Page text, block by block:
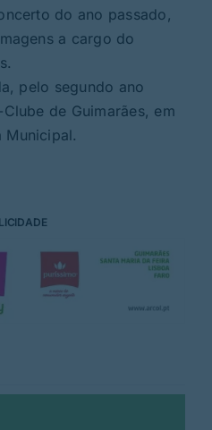
do ano passado,
a cargo do
pelo segundo ano
de Guimarães, em
Municipal.